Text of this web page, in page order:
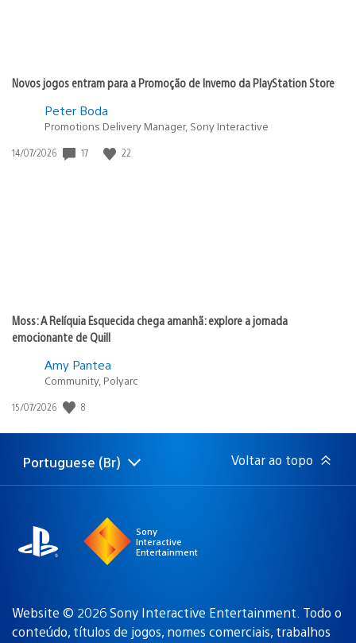
Novos jogos entram para a Promoção de Inverno da PlayStation Store
Peter Boda
Promotions Delivery Manager, Sony Interactive
Data
14/07/2026 17 22
Moss: A Relíquia Esquecida chega amanhã: explore a jornada
emocionante de Quill
Amy Pantea
Community, Polyarc
Data
publicação:
15/07/2026 8
Selecione
uma
Região
atual:
Portuguese (Br) Voltar ao topo
Sony
Interactive
Entertainment
Website © 2026 Sony Interactive Entertainment. Todo o
conteúdo, títulos de jogos, nomes comerciais, trabalhos